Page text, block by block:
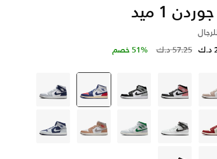
1 ميد
Price reduced from
57.25 د.ك to 51% خصم
رمادي أبيض أبيض selected
أبيض رمادي
أبيض أبيض أبيض بنى أزرق